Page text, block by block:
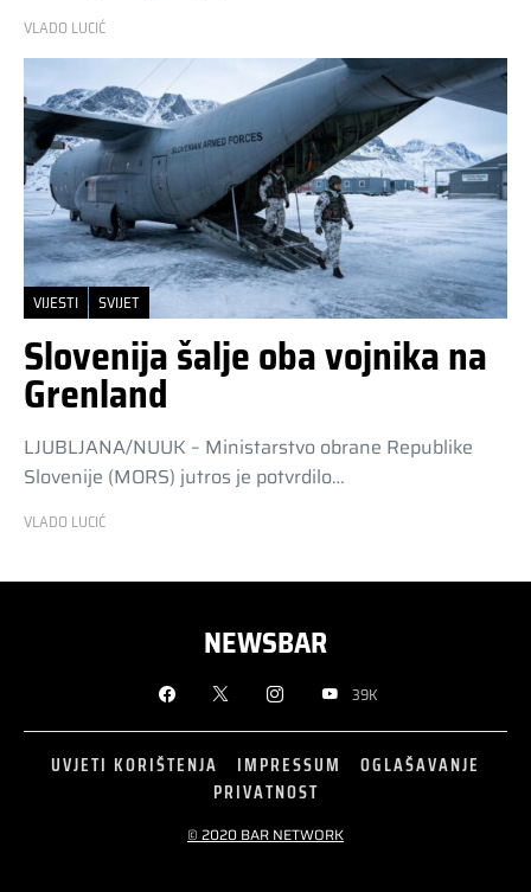
VLADO LUCIĆ
VIJESTI SVIJET
Slovenija šalje oba vojnika na
Grenland
LJUBLJANA/NUUK – Ministarstvo obrane Republike
Slovenije (MORS) jutros je potvrdilo…
VLADO LUCIĆ
NEWSBAR
39K
UVJETI KORIŠTENJA IMPRESSUM
OGLAŠAVANJE
PRIVATNOST
© 2020 BAR NETWORK